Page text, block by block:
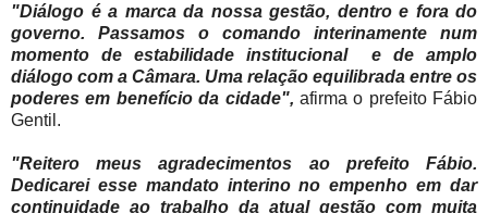
"Diálogo é a marca da nossa gestão, dentro e fora do
governo. Passamos o comando interinamente num
momento de estabilidade institucional e de amplo
diálogo com a Câmara. Uma relação equilibrada entre os
poderes em benefício da cidade", afirma o prefeito Fábio
Gentil.
"Reitero meus agradecimentos ao prefeito Fábio.
Dedicarei esse mandato interino no empenho em dar
continuidade ao trabalho da atual gestão com muita